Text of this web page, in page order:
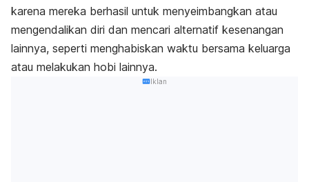
karena mereka berhasil untuk menyeimbangkan atau
mengendalikan diri dan mencari alternatif kesenangan
lainnya, seperti menghabiskan waktu bersama keluarga
atau melakukan hobi lainnya.
Iklan